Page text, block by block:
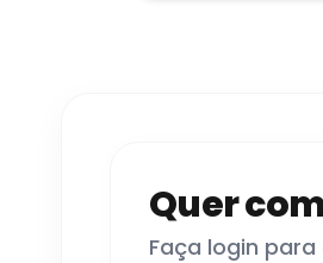
Quer
Faça login